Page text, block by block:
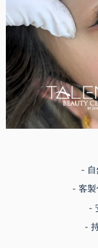
- 自
- 客製
-
-